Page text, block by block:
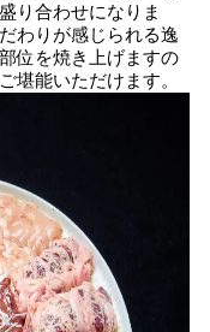
り合わせになりま
わりが感じられる逸
位を焼き上げますの
堪能いただけます。